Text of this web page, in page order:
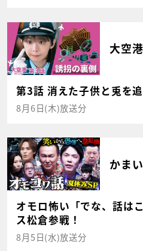
大空
第3話 消えた子供と兎を追
8月6日(木)放送分
かま
オモロ怖い「でな、話は
ス松倉参戦！
8月5日(水)放送分